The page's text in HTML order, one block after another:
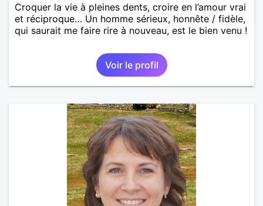
Croquer la vie à pleines dents, croire en l’amour vrai
et réciproque… Un homme sérieux, honnête / fidèle,
qui saurait me faire rire à nouveau, est le bien venu !
Voir le profil